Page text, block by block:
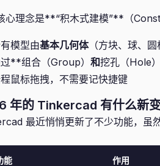
心理念是**“积木式建模”**（
模型由基本几何体（方块、球、
**组合（Group） 和挖孔（Hole
鼠标拖拽，不需要记快捷键
年的 Tinkercad 有什么新变
最近悄悄更新了不少功能，虽
能 作用